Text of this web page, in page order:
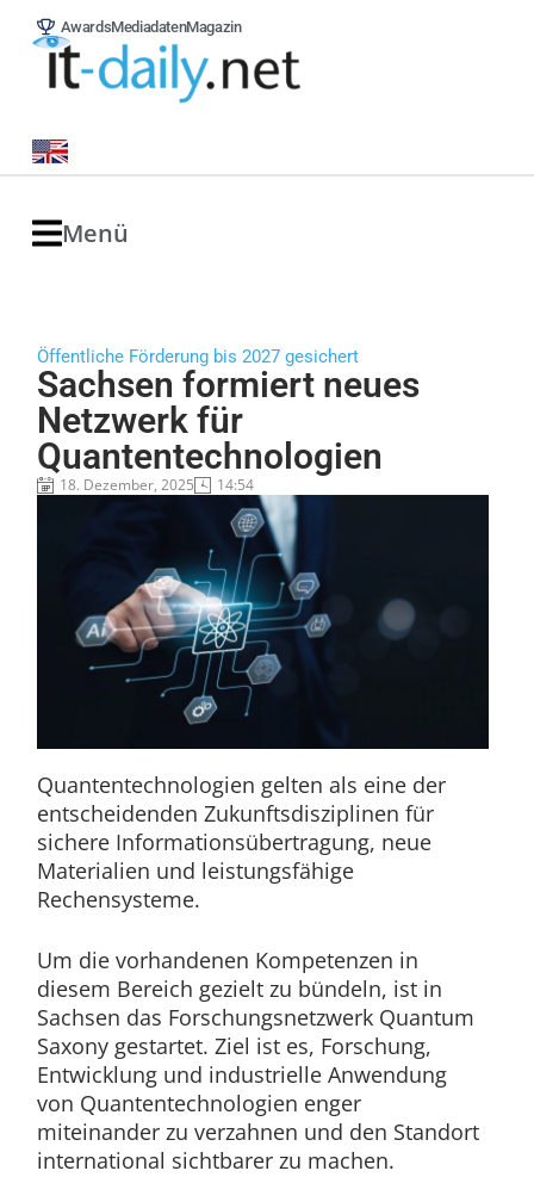
AwardsMediadatenMagazin
Menü
Öffentliche Förderung bis 2027 gesichert
Sachsen formiert neues
Netzwerk für
Quantentechnologien
18. Dezember, 2025 14:54
Quantentechnologien gelten als eine der
entscheidenden Zukunftsdisziplinen für
sichere Informationsübertragung, neue
Materialien und leistungsfähige
Rechensysteme.
Um die vorhandenen Kompetenzen in
diesem Bereich gezielt zu bündeln, ist in
Sachsen das Forschungsnetzwerk Quantum
Saxony gestartet. Ziel ist es, Forschung,
Entwicklung und industrielle Anwendung
von Quantentechnologien enger
miteinander zu verzahnen und den Standort
international sichtbarer zu machen.